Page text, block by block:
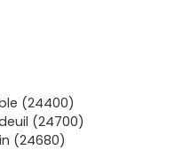
(24400)
(24700)
(24680)